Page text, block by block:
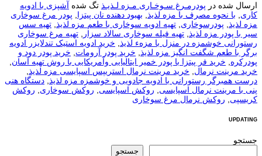
ارسال شده در پودرمـرغ سـوخـاری مـزه لـذیـذ تگ شده آشپزی با ادویه
کاری, با نحوه مصرف با مزه لذیذ, بهبود دهنده نان پیتزا, پودر مرغ سوخاری
مزه لذیذ, پودرسوخاری, تهیه ادویه سوخاری با طعم مزه لذیذ, تهیه سس
سیر با پودر مزه لذیذ, تهیه فیله سوخاری سالاد سزار , تهیه مرغ سوخاری
رستورانی خوشمزه در منزل با مزهء لذیذ, خرید ادویه استیک تندلایزر ادویه
برگر با طعم شگفت انگیز مزه لذیذ, خرید پودر آرومات, خرید پودر دود و
پودرکره, خرید فر پیتزا با پودر خمیر ایتالیایی وآمریکایی با روش تهیه آسان,
خرید مرینت نرمال, خرید مرینت نرمال استریپس اسپایسی مزه لذیذ,
درست همبرگر رستورانی با ادویه جادویی و خوشمزه مزه لذیذ, دستگاه هنی
پنی با مرینت نرمال اسپایسی, روکش اسپایسی, روکش سوخاری, روکش
کریسپی, روکش نرمال مرغ سوخاری
UPDATING
جستجو
جستجو